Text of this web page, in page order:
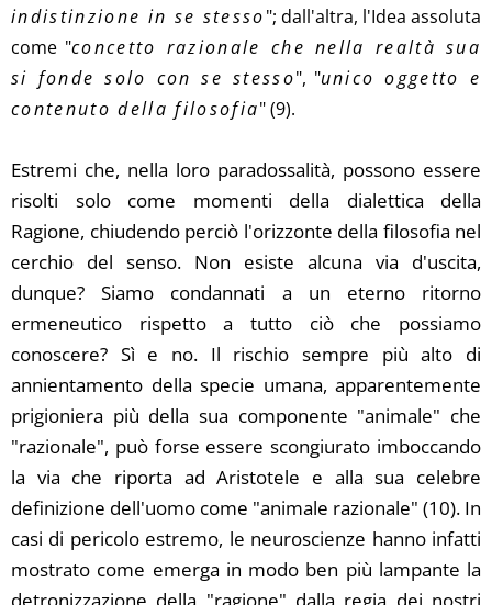
indistinzione in se stesso"; dall'altra, l'Idea assoluta
come "concetto razionale che nella realtà sua
si fonde solo con se stesso", "unico oggetto e
contenuto della filosofia" (9).
Estremi che, nella loro paradossalità, possono essere
risolti solo come momenti della dialettica della
Ragione, chiudendo perciò l'orizzonte della filosofia nel
cerchio del senso. Non esiste alcuna via d'uscita,
dunque? Siamo condannati a un eterno ritorno
ermeneutico rispetto a tutto ciò che possiamo
conoscere? Sì e no. Il rischio sempre più alto di
annientamento della specie umana, apparentemente
prigioniera più della sua componente "animale" che
"razionale", può forse essere scongiurato imboccando
la via che riporta ad Aristotele e alla sua celebre
definizione dell'uomo come "animale razionale" (10). In
casi di pericolo estremo, le neuroscienze hanno infatti
mostrato come emerga in modo ben più lampante la